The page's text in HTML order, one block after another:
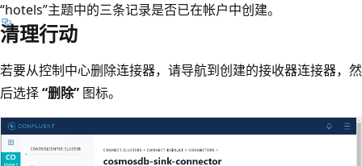
“hotels”主题中的三条记录是否已在帐户中创建。
清理行动
若要从控制中心删除连接器，请导航到创建的接收器连接器，然
后选择“删除” 图标。